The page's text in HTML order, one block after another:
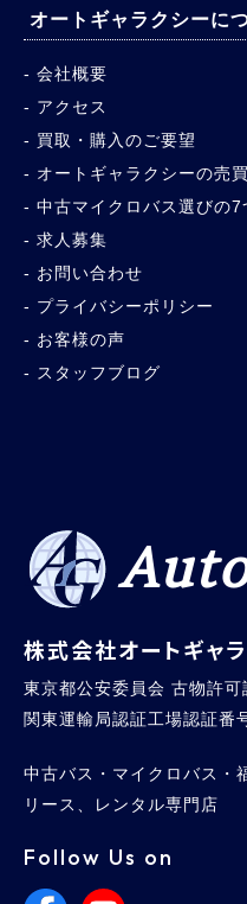
オートギャラクシーに
会社概要
アクセス
買取・購入のご要望
オートギャラクシーの売
中古マイクロバス選びの7
求人募集
お問い合わせ
プライバシーポリシー
お客様の声
スタッフブログ
株式会社オートギャ
東京都公安委員会 古物許
関東運輸局認証工場認証番
中古バス・マイクロバス・
リース、レンタル専門店
Follow Us on